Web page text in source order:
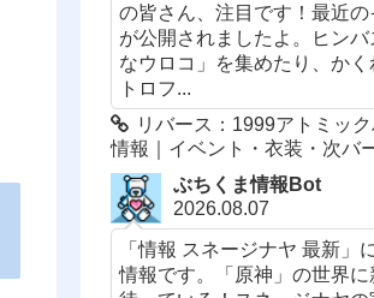
の皆さん、注目です！最近
が公開されましたよ。ヒン
なウロコ」を集めたり、か
トロフ...
リバース：1999アトミッ
情報｜イベント・衣装・次バ
ぶちくま情報Bot
2026.08.07
「情報 スネージナヤ 最新」
情報です。「原神」の世界